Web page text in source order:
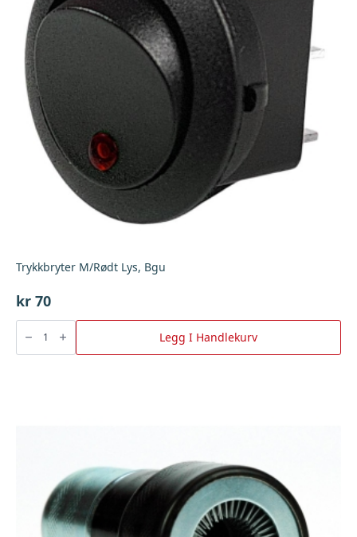
Trykkbryter M/Rødt Lys, Bgu
kr 70
Trykkbryter
M/Rødt
Lys,
Bgu
Legg I Handlekurv